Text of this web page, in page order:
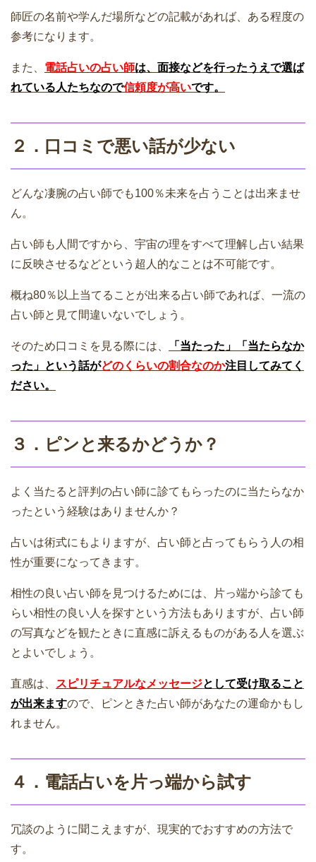
師匠の名前や学んだ場所などの記載があれば、ある程度の
参考になります。
また、 電話占いの占い師は、面接などを行ったうえで選ば
れている人たちなので信頼度が高いです。
２．口コミで悪い話が少ない
どんな凄腕の占い師でも100％未来を占うことは出来ませ
ん。
占い師も人間ですから、宇宙の理をすべて理解し占い結果
に反映させるなどという超人的なことは不可能です。
概ね80％以上当てることが出来る占い師であれば、一流の
占い師と見て間違いないでしょう。
そのため口コミを見る際には、
「当たった」「当たらなか
った」という話がどのくらいの割合なのか注目してみてく
ださい。
３．ピンと来るかどうか？
よく当たると評判の占い師に診てもらったのに当たらなか
ったという経験はありませんか？
占いは術式にもよりますが、占い師と占ってもらう人の相
性が重要になってきます。
相性の良い占い師を見つけるためには、片っ端から診ても
らい相性の良い人を探すという方法もありますが、占い師
の写真などを観たときに直感に訴えるものがある人を選ぶ
とよいでしょう。
直感は、 スピリチュアルなメッセージとして受け取ること
が出来ますので、ピンときた占い師があなたの運命かもし
れません。
４．電話占いを片っ端から試す
冗談のように聞こえますが、現実的でおすすめの方法で
す。